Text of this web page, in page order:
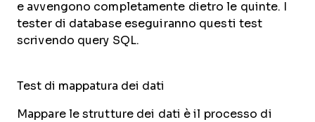
e avvengono completamente dietro le quinte. I
tester di database eseguiranno questi test
scrivendo query SQL.
Test di mappatura dei dati
Mappare le strutture dei dati è il processo di